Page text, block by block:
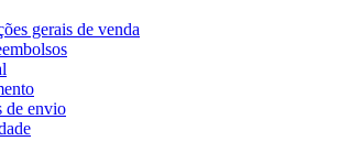
gerais de venda
de envio